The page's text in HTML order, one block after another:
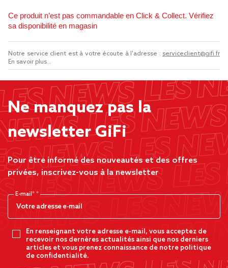
Ce produit n’est pas commandable en Click & Collect. Vérifiez
sa disponibilité en magasin
Notre service client est à votre écoute à l'adresse : serviceclient@gifi.fr
En savoir plus...
Ne manquez pas la
newsletter GiFi
Pour être informé des nouveautés et des offres
privées, inscrivez-vous à la newsletter
E-mail*
En renseignant votre adresse e-mail, vous acceptez de
recevoir nos dernères actualités ainsi que nos derniers
articles et vous prenez connaissance de notre politique
de confidentialité.